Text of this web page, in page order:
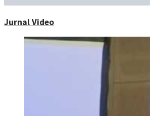
Jurnal Video